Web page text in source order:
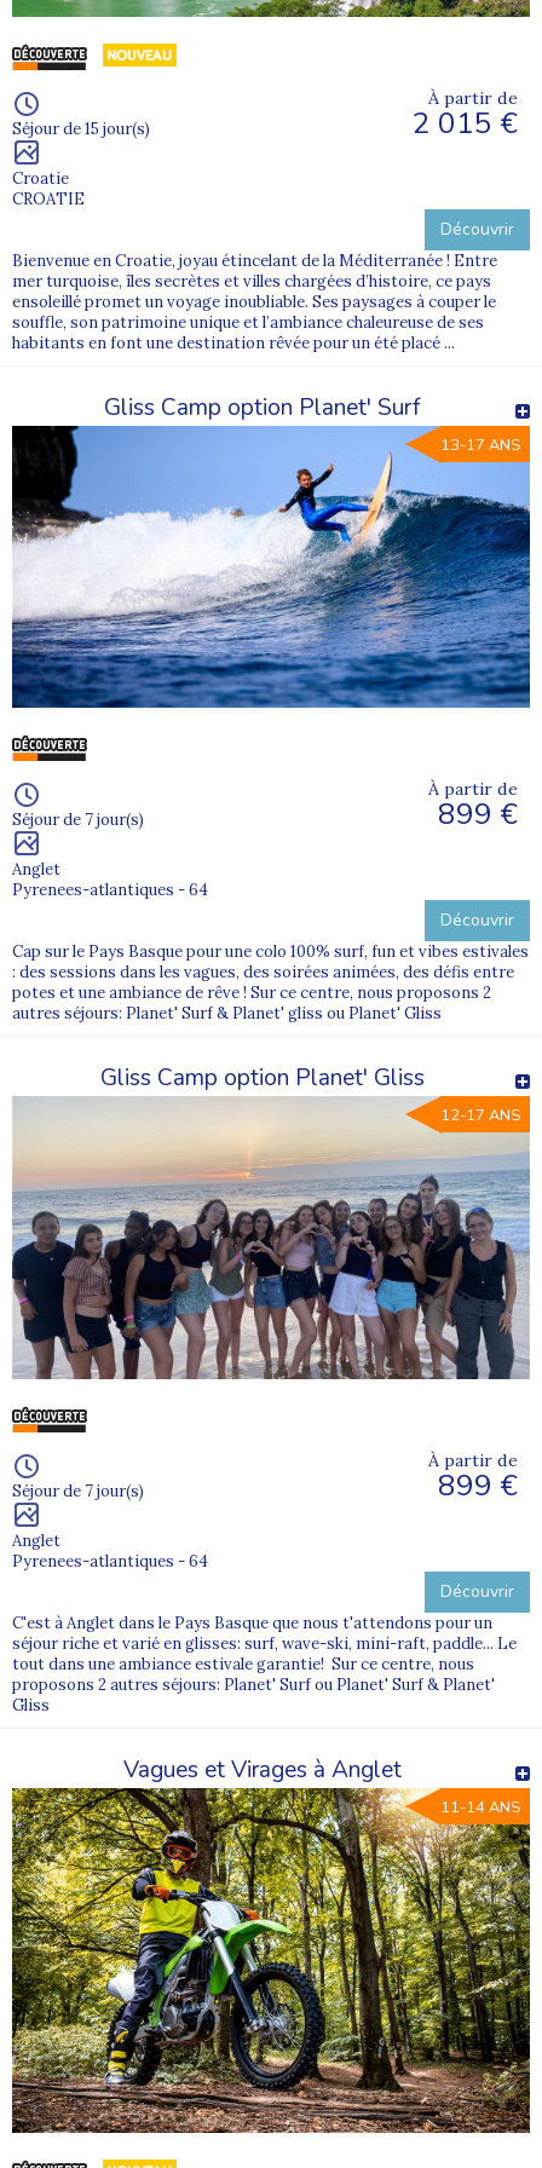
Séjour de 15 jour(s)
Croatie
CROATIE
À partir de
2 015 €
Découvrir
Bienvenue en Croatie, joyau étincelant de la Méditerranée ! Entre
mer turquoise, îles secrètes et villes chargées d’histoire, ce pays
ensoleillé promet un voyage inoubliable. Ses paysages à couper le
souffle, son patrimoine unique et l’ambiance chaleureuse de ses
habitants en font une destination rêvée pour un été placé ...
Gliss Camp option Planet' Surf
13-17 ANS
Séjour de 7 jour(s)
Anglet
Pyrenees-atlantiques - 64
À partir de
899 €
Découvrir
Cap sur le Pays Basque pour une colo 100% surf, fun et vibes estivales
: des sessions dans les vagues, des soirées animées, des défis entre
potes et une ambiance de rêve ! Sur ce centre, nous proposons 2
autres séjours: Planet' Surf & Planet' gliss ou Planet' Gliss
Gliss Camp option Planet' Gliss
12-17 ANS
Séjour de 7 jour(s)
Anglet
Pyrenees-atlantiques - 64
À partir de
899 €
Découvrir
C'est à Anglet dans le Pays Basque que nous t'attendons pour un
séjour riche et varié en glisses: surf, wave-ski, mini-raft, paddle... Le
tout dans une ambiance estivale garantie! Sur ce centre, nous
proposons 2 autres séjours: Planet' Surf ou Planet' Surf & Planet'
Gliss
Vagues et Virages à Anglet
11-14 ANS